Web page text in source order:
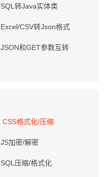
SQL转Java实体类
Excel/CSV转Json格式
JSON和GET参数互转
CSS格式化/压缩
JS加密/解密
SQL压缩/格式化